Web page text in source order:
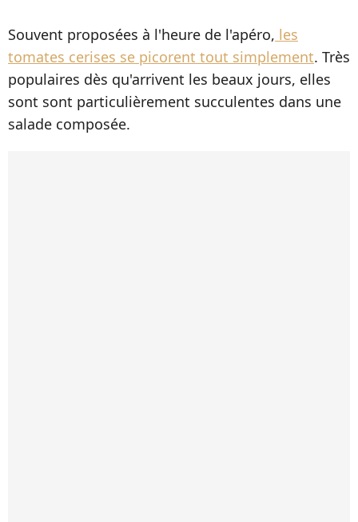
Souvent proposées à l'heure de l'apéro, les
tomates cerises se picorent tout simplement. Très
populaires dès qu'arrivent les beaux jours, elles
sont sont particulièrement succulentes dans une
salade composée.